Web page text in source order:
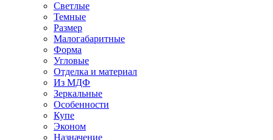
Светлые
Темные
Размер
Малогабаритные
Форма
Угловые
Отделка и материал
Из МДФ
Зеркальные
Особенности
Купе
Эконом
Назначение